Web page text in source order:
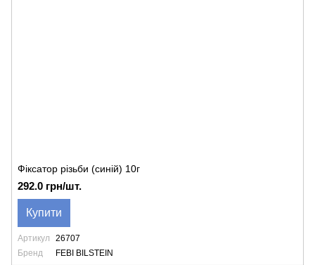
Фіксатор різьби (синій) 10г
292.0 грн/шт.
Купити
Артикул
26707
Бренд
FEBI BILSTEIN